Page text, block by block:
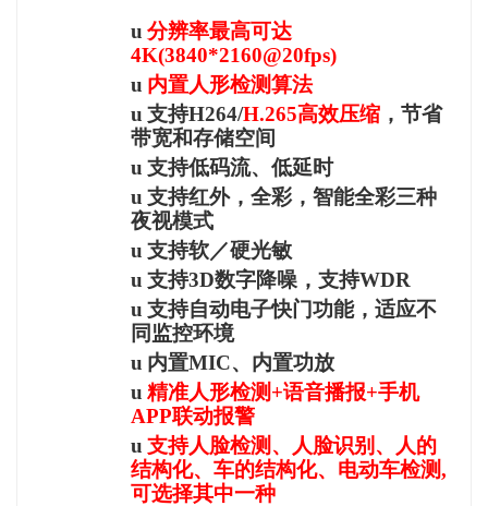
u 分辨率最高可达
4K(3840*2160@20fps)
u 内置人形检测算法
u 支持H264/H.265高效压缩 ，节省
带宽和存储空间
u 支持低码流、低延时
u 支持红外，全彩，智能全彩三种
夜视模式
u 支持软／硬光敏
u 支持3D数字降噪，支持WDR
u 支持自动电子快门功能，适应不
同监控环境
u 内置MIC、内置功放
u 精准人形检测+语音播报+手机
APP联动报警
u 支持人脸检测、人脸识别、人的
结构化、车的结构化、电动车检测,
可选择其中一种